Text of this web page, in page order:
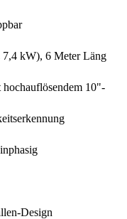
kW), 6 Meter Läng
10"-
Design